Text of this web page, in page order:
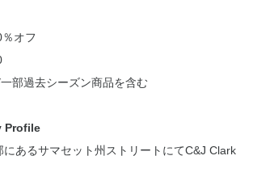
％オフ
部過去シーズン商品を含む
Profile
あるサマセット州ストリートにてC&J Clark